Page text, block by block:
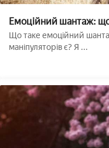
Емоційний шантаж: що
протистояти??
Що таке емоційний
маніпуляторів є? Я ...